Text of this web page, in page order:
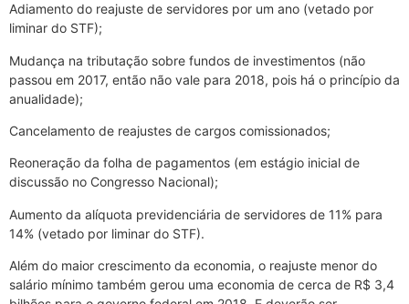
Adiamento do reajuste de servidores por um ano (vetado por
liminar do STF);
Mudança na tributação sobre fundos de investimentos (não
passou em 2017, então não vale para 2018, pois há o princípio da
anualidade);
Cancelamento de reajustes de cargos comissionados;
Reoneração da folha de pagamentos (em estágio inicial de
discussão no Congresso Nacional);
Aumento da alíquota previdenciária de servidores de 11% para
14% (vetado por liminar do STF).
Além do maior crescimento da economia, o reajuste menor do
salário mínimo também gerou uma economia de cerca de R$ 3,4